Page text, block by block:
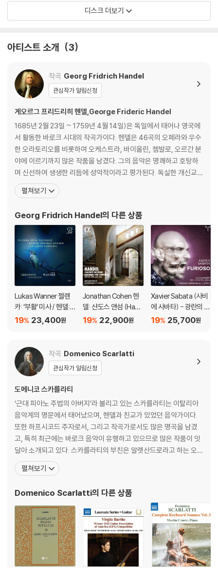
디스크 더보기
아티스트 소개 3
작곡 Georg Fridrich Handel
관심작가 알림신청
게오르그 프리드리히 헨델,George Frideric Handel
1685년 2월 23일 ~ 1759년 4월 14일)은 독일에서 태어나 영국에
서 활동한 바로크 시대의 작곡가이다. 헨델은 46곡의 오페라와 우수
한 오라토리오를 비롯하여 오케스트라, 바이올린, 쳄발로, 오르간 분
야에 이르기까지 많은 작품을 남겼다. 그의 음악은 명쾌하고 호탕하
며 신선하여 생생한 리듬에 성악적이라고 평가된다. 독실한 개신교
(루터교) 신자인 헨델의 대표적인 교회음악은 《메시아(Messiah)》
로서 당시 영어 번역 성경인 킹 제임스 성경의 구절에 곡을 붙인 오라
다. 함부르크, 피렌체 등지에서 활동하다 1
펼쳐보기
Georg Fridrich Handel의 다른 상품
Lukas Wanner 젤렌
카: ‘부활’ 미사 / 헨델:
‘캐롤라인 왕비를 위한
Handel: Funeral Ant
hem for Queen Car
oline)
23,400원
19%
Jonathan Cohen 헨
델: 샨도스 앤섬 (Hand
el: Chandos Anthe
22,900원
19%
Xavier Sabata (사비
에 사바타) - 광란의 오
를란도 (Furioso)
25,700원
19%
작곡 Domenico Scarlatti
관심작가 알림신청
도메니코 스카를라티
‘근대 피아노 주법의 아버지’라 불리고 있는 스카를라티는 이탈리아
음악계의 명문에서 태어났으며, 헨델과 친교가 있었던 음악가이다.
또한 하프시코드 주자로서, 그리고 작곡가로서도 많은 명곡을 남겼
고, 특히 최근에는 바로크 음악이 유행하고 있으므로 많은 작품이 잇
달아 소개되고 있다. 스카를라티의 부친은 알렛산드로라고 하는 오페
라 작곡가인데, 나폴리 악파의 개조(開祖)로서 음악사에도 기록되
고 있으며, 스카를라티는 부친에게 음악 이론을 처음 배웠다. 1685
리에서 타계했는데, 그는 음악가였던 아버지에게 처음 음
펼쳐보기
Domenico Scarlatti의 다른 상품